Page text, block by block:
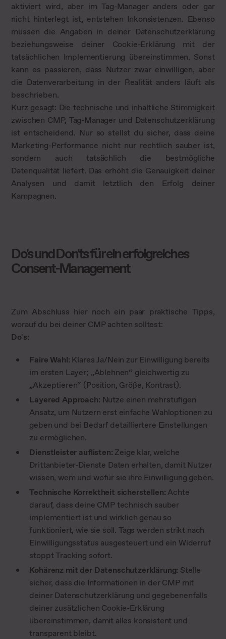
aktiviert wird, aber im Tag-Manager anders oder gar
nicht hinterlegt ist, entstehen Inkonsistenzen. Ebenso
müssen die Angaben in deiner Datenschutzerklärung
beziehungsweise deiner Cookie-Erklärung mit der
tatsächlichen Implementierung übereinstimmen. Sonst
kann es passieren, dass Nutzer zwar einwilligen, aber
die Datenverarbeitung in der Realität anders läuft als
beschrieben.
Kurz gesagt: Die technische und inhaltliche Stimmigkeit
zwischen CMP, Tag-Manager und Datenschutzerklärung
ist entscheidend. Nur so stellst du sicher, dass deine
Marketing-Performance nicht nur rechtlich sauber ist,
sondern auch tatsächlich die bestmögliche
Datenqualität liefert. Das erhöht die Genauigkeit deiner
Analysen und damit letztlich den Erfolg deiner
Kampagnen.
Do's und Don'ts für ein erfolgreiches
Consent-Management
Zum Abschluss hier noch ein paar praktische Tipps,
worauf du bei deiner CMP achten solltest:
Do's:
Faire Wahl: Klares Ja/Nein zur Einwilligung bereits
im ersten Layer; „Ablehnen“ gleichwertig zu
„Akzeptieren“ (Position, Größe, Kontrast).
Layered Approach: Nutze einen mehrstufigen
Ansatz, um Nutzern erst einfache Wahloptionen zu
geben und bei Bedarf detailliertere Einstellungen
zu ermöglichen.
Dienstleister auflisten: Zeige klar, welche
Drittanbieter-Dienste Daten erhalten, damit Nutzer
wissen, wem und wofür sie ihre Einwilligung geben.
Technische Korrektheit sicherstellen:Achte
darauf, dass deine CMP technisch sauber
implementiert ist und wirklich genau so
funktioniert, wie sie soll. Tags werden strikt nach
Einwilligungsstatus ausgesteuert und ein Widerruf
stoppt Tracking sofort.
Kohärenz mit der Datenschutzerklärung: Stelle
sicher, dass die Informationen in der CMP mit
deiner Datenschutzerklärung und gegebenenfalls
deiner zusätzlichen Cookie-Erklärung
übereinstimmen, damit alles konsistent und
transparent bleibt.